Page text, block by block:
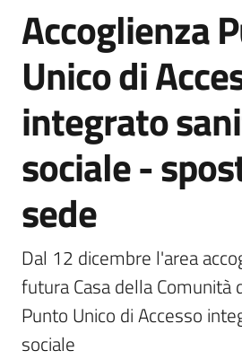
Chi
siamo
Servizi
Progetti
Novità
Documenti
e
dati
Salta al contenuto
Accoglienza
Unico di
integrato
sociale -
sede
Dal 12 dicembre l'area
futura Casa della Comunità
Punto Unico di Accesso
sociale